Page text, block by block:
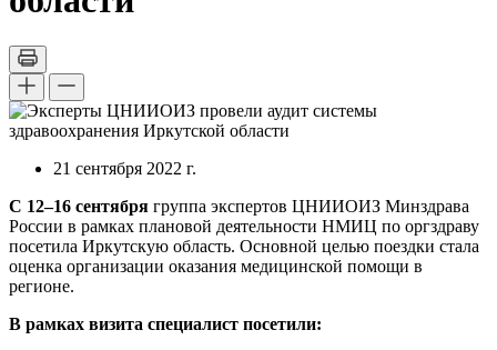
21 сентября 2022 г.
С 12–16 сентября группа экспертов ЦНИИОИЗ Минздрава
России в рамках плановой деятельности НМИЦ по оргздраву
посетила Иркутскую область. Основной целью поездки стала
оценка организации оказания медицинской помощи в
регионе.
В рамках визита специалист посетили: